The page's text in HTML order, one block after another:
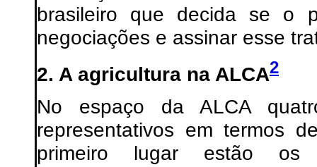
brasileiro que decida se o
negociações e assinar esse
2. A agricultura na ALCA2
No espaço da ALCA
representativos em termos
primeiro lugar estão